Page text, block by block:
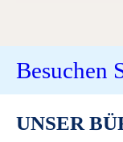
sondern
eigene
viele
Besuchen
UNSER